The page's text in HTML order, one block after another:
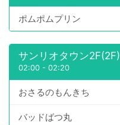
ポムポムプリン
サンリオタウン2F(2F)
02:00 - 02:20
おさるのもんきち
バッドばつ丸